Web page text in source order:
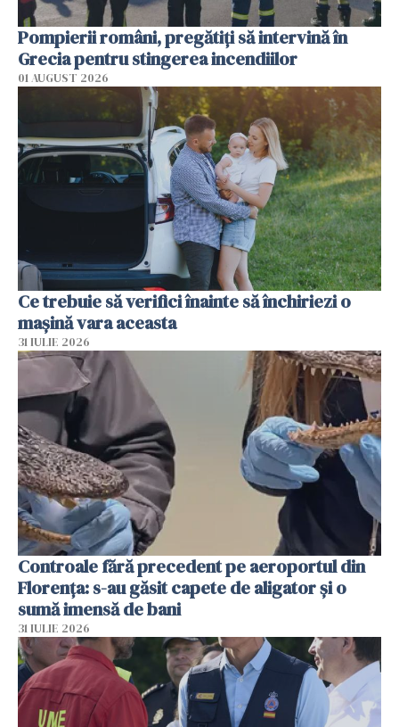
Pompierii români, pregătiţi să intervină în
Grecia pentru stingerea incendiilor
01 AUGUST 2026
Ce trebuie să verifici înainte să închiriezi o
mașină vara aceasta
31 IULIE 2026
Controale fără precedent pe aeroportul din
Florența: s-au găsit capete de aligator și o
sumă imensă de bani
31 IULIE 2026